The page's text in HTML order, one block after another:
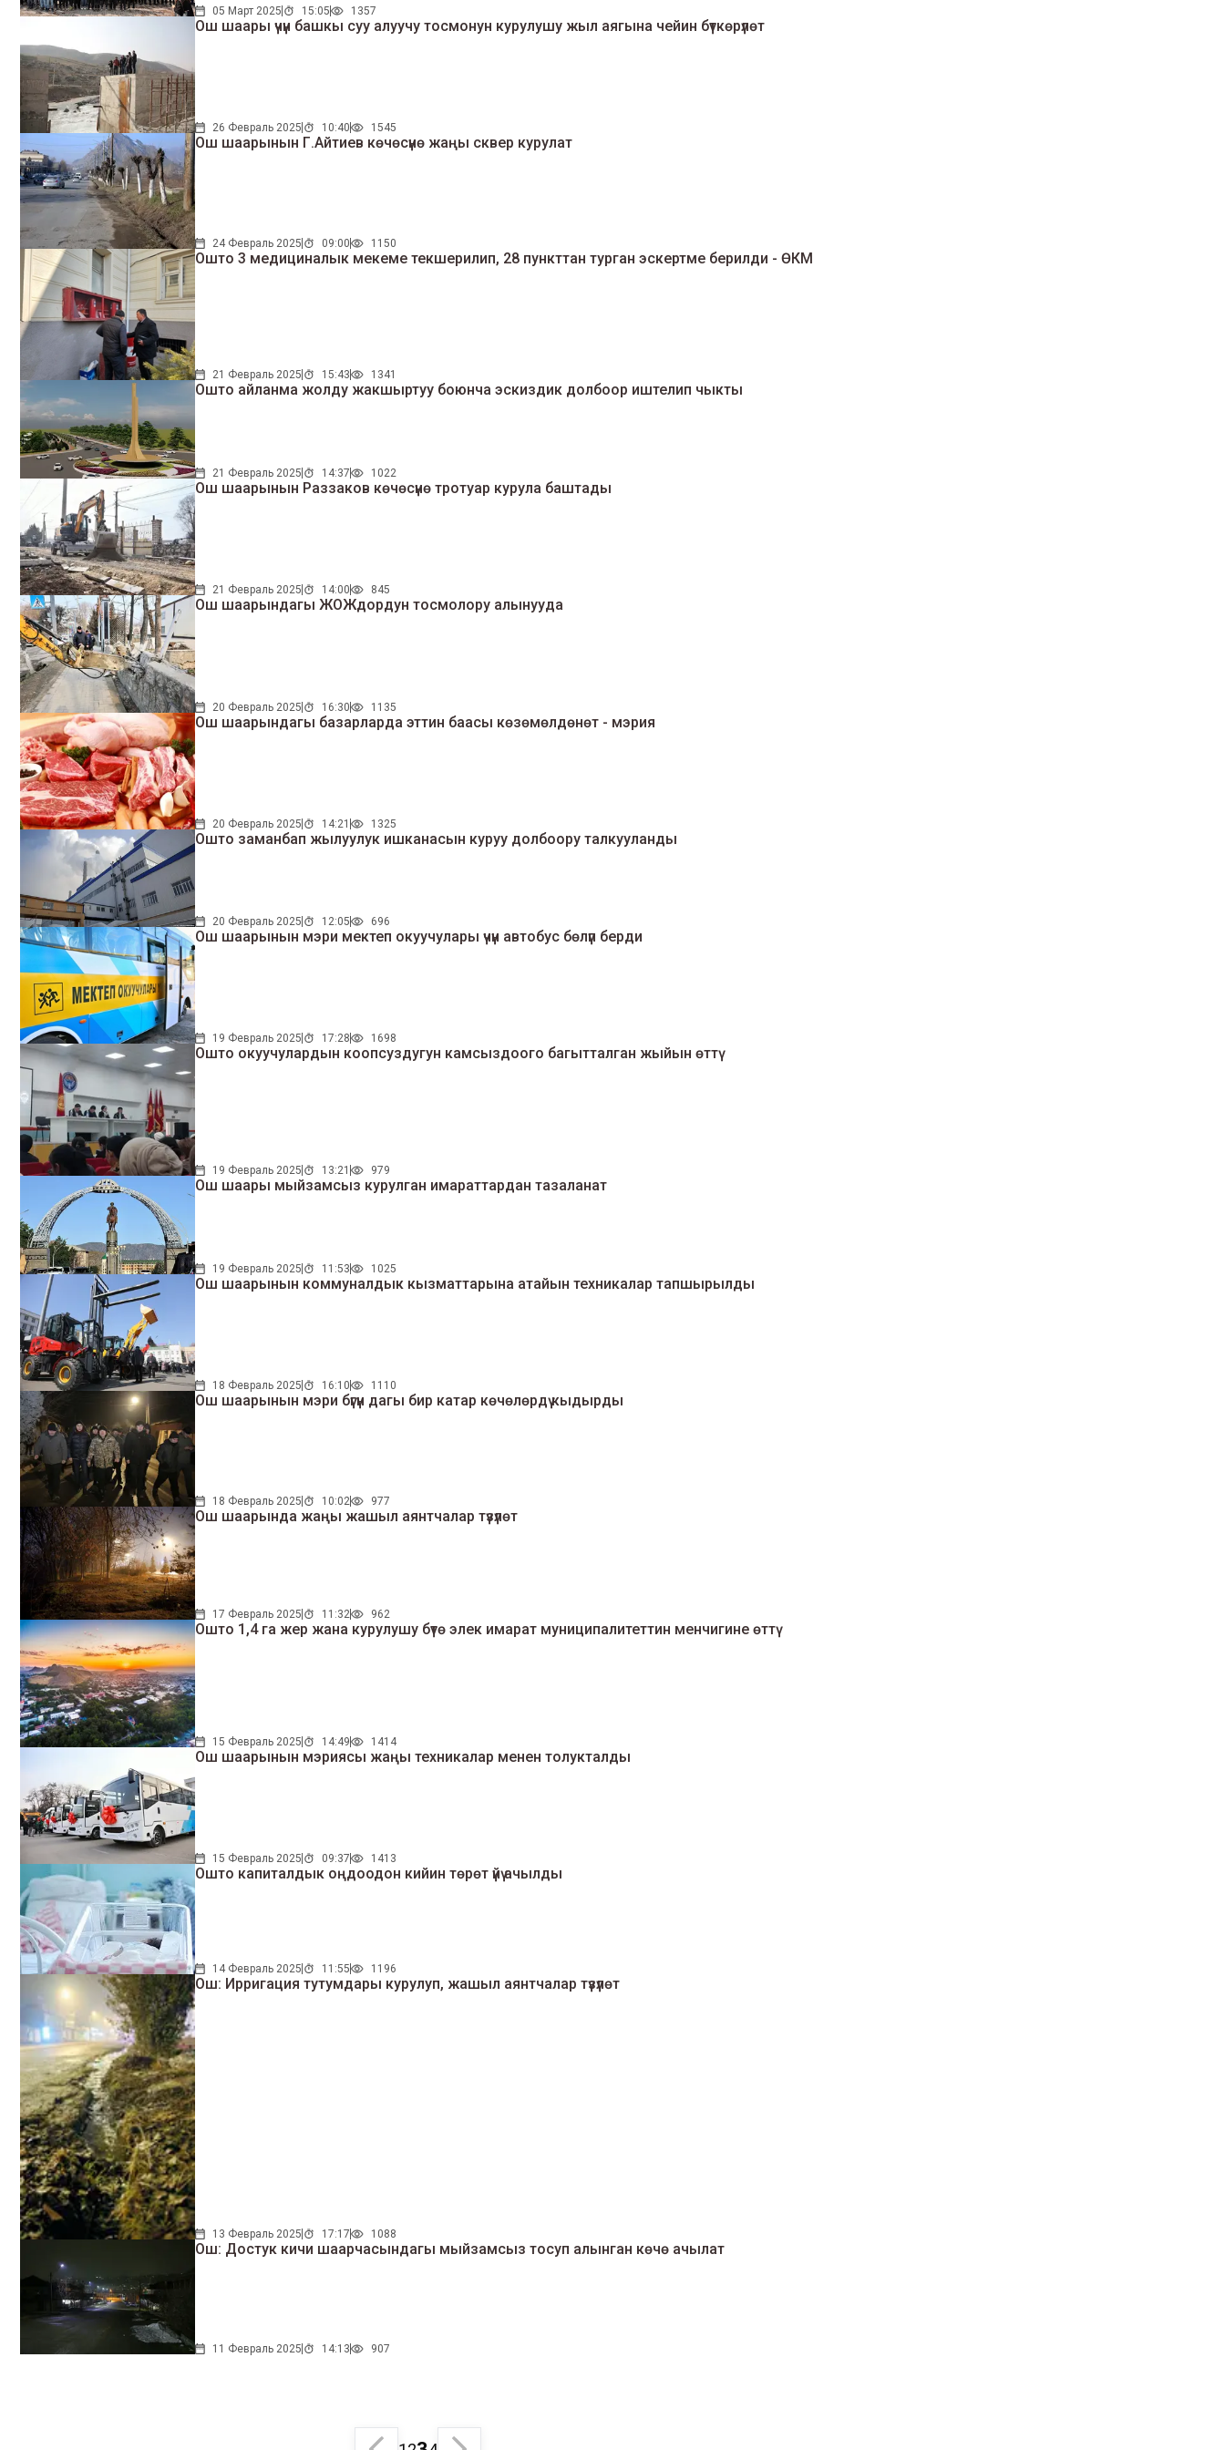
05 Март 2025 15:05 1357
Ош шаары үчүн башкы суу алуучу тосмонун курулушу жыл аягына чейин бүткөрүлөт
26 Февраль 2025 10:40 1545
Ош шаарынын Г.Айтиев көчөсүнө жаңы сквер курулат
24 Февраль 2025 09:00 1150
Ошто 3 медициналык мекеме текшерилип, 28 пункттан турган эскертме берилди - ӨКМ
21 Февраль 2025 15:43 1341
Ошто айланма жолду жакшыртуу боюнча эскиздик долбоор иштелип чыкты
21 Февраль 2025 14:37 1022
Ош шаарынын Раззаков көчөсүнө тротуар курула баштады
21 Февраль 2025 14:00 845
Ош шаарындагы ЖОЖдордун тосмолору алынууда
20 Февраль 2025 16:30 1135
Ош шаарындагы базарларда эттин баасы көзөмөлдөнөт - мэрия
20 Февраль 2025 14:21 1325
Ошто заманбап жылуулук ишканасын куруу долбоору талкууланды
20 Февраль 2025 12:05 696
Ош шаарынын мэри мектеп окуучулары үчүн автобус бөлүп берди
19 Февраль 2025 17:28 1698
Ошто окуучулардын коопсуздугун камсыздоого багытталган жыйын өттү
19 Февраль 2025 13:21 979
Ош шаары мыйзамсыз курулган имараттардан тазаланат
19 Февраль 2025 11:53 1025
Ош шаарынын коммуналдык кызматтарына атайын техникалар тапшырылды
18 Февраль 2025 16:10 1110
Ош шаарынын мэри бүгүн дагы бир катар көчөлөрдү кыдырды
18 Февраль 2025 10:02 977
Ош шаарында жаңы жашыл аянтчалар түзүлөт
17 Февраль 2025 11:32 962
Ошто 1,4 га жер жана курулушу бүтө элек имарат муниципалитеттин менчигине өттү
15 Февраль 2025 14:49 1414
Ош шаарынын мэриясы жаңы техникалар менен толукталды
15 Февраль 2025 09:37 1413
Ошто капиталдык оңдоодон кийин төрөт үйү ачылды
14 Февраль 2025 11:55 1196
Ош: Ирригация тутумдары курулуп, жашыл аянтчалар түзүлөт
13 Февраль 2025 17:17 1088
Ош: Достук кичи шаарчасындагы мыйзамсыз тосуп алынган көчө ачылат
11 Февраль 2025 14:13 907